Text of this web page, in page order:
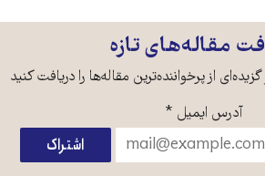
مقاله‌های تازه
از پرخواننده‌ترین مقاله‌ها را دریافت کنید
آدرس ایمیل *